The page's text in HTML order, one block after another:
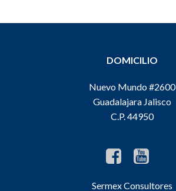
DOMICILIO
Nuevo Mundo #2600
Guadalajara Jalisco
C.P. 44950
Sermex Consultores